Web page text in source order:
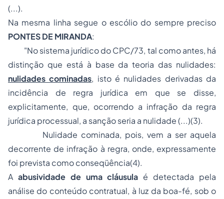
(...).
Na mesma linha segue o escólio do sempre preciso
PONTES DE MIRANDA:
"No sistema jurídico do CPC/73, tal como antes, há
distinção que está à base da teoria das nulidades:
nulidades cominadas, isto é nulidades derivadas da
incidência de regra jurídica em que se disse,
explicitamente, que, ocorrendo a infração da regra
jurídica processual, a sanção seria a nulidade (...)(3).
Nulidade cominada, pois, vem a ser aquela
decorrente de infração à regra, onde, expressamente
foi prevista como conseqüência(4).
A abusividade de uma cláusula é detectada pela
análise do conteúdo contratual, à luz da boa-fé, sob o